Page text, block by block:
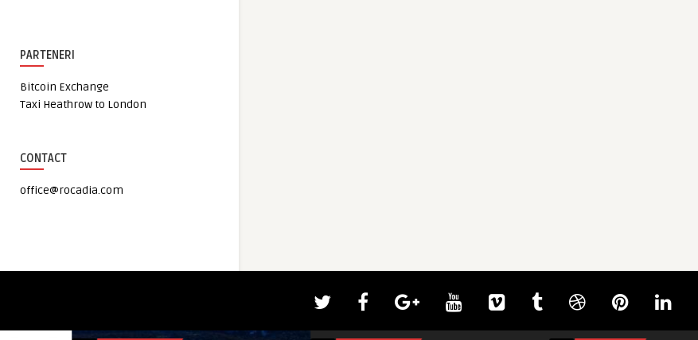
PARTENERI
Bitcoin Exchange
Taxi Heathrow to London
CONTACT
office@rocadia.com